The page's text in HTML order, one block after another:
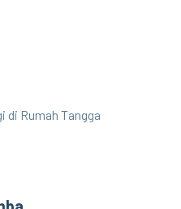
di Rumah Tangga